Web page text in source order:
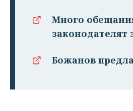
Много
законодателят
Божанов